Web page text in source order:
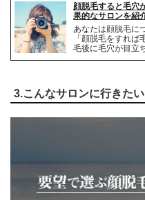
顔脱毛すると毛穴
果的なサロンを紹
あなたは顔脱毛に
「顔脱毛をすれ
毛後に毛穴が目立
3.こんなサロンに行きた